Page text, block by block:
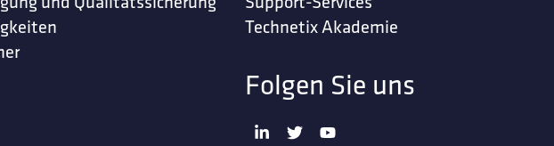
Technetix Akademie
Folgen Sie uns